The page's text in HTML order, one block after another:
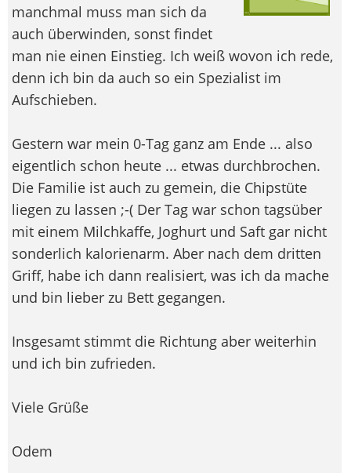
manchmal muss man sich da
auch überwinden, sonst findet
man nie einen Einstieg. Ich weiß wovon ich rede,
denn ich bin da auch so ein Spezialist im
Aufschieben.
Gestern war mein 0-Tag ganz am Ende ... also
eigentlich schon heute ... etwas durchbrochen.
Die Familie ist auch zu gemein, die Chipstüte
liegen zu lassen ;-( Der Tag war schon tagsüber
mit einem Milchkaffe, Joghurt und Saft gar nicht
sonderlich kalorienarm. Aber nach dem dritten
Griff, habe ich dann realisiert, was ich da mache
und bin lieber zu Bett gegangen.
Insgesamt stimmt die Richtung aber weiterhin
und ich bin zufrieden.
Viele Grüße
Odem